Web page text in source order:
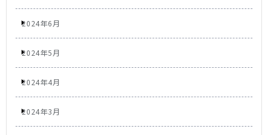
2024年6月
2024年5月
2024年4月
2024年3月